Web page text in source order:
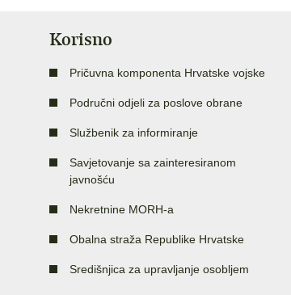
Korisno
Pričuvna komponenta Hrvatske vojske
Područni odjeli za poslove obrane
Službenik za informiranje
Savjetovanje sa zainteresiranom
javnošću
Nekretnine MORH-a
Obalna straža Republike Hrvatske
Središnjica za upravljanje osobljem